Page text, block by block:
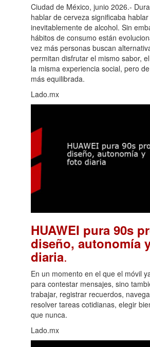
Ciudad de México, junio 2026.-
hablar de cerveza significaba hablar
inevitablemente de alcohol. Sin
hábitos de consumo están
vez más personas buscan
permitan disfrutar el mismo sabor,
la misma experiencia social, pero
más equilibrada.
Lado.mx
HUAWEI pura 90s
diseño, autonomía
diaria.
En un momento en el que el móvil
para contestar mensajes, sino
trabajar, registrar recuerdos,
resolver tareas cotidianas, elegir
que nunca.
Lado.mx